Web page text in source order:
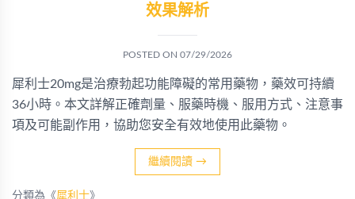
效果解析
POSTED ON 07/29/2026
犀利士20mg是治療勃起功能障礙的常用藥物，藥效可持續
36小時。本文詳解正確劑量、服藥時機、服用方式、注意事
項及可能副作用，協助您安全有效地使用此藥物。
繼續閱讀 →
分類為《犀利士》